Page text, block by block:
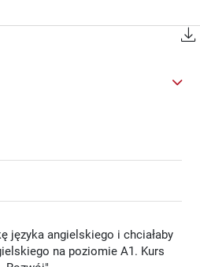
języka angielskiego i chciałaby
na poziomie A1. Kurs